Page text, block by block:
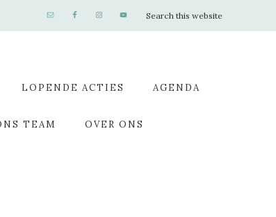
LOPENDE ACTIES AGENDA
TEAM OVER ONS